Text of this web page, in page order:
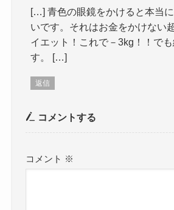
[…] 青色の眼鏡をかけると本当
いです。それはお金をかけない
イエット！これで－3kg！！で
す。 […]
返信
コメントする
コメント ※